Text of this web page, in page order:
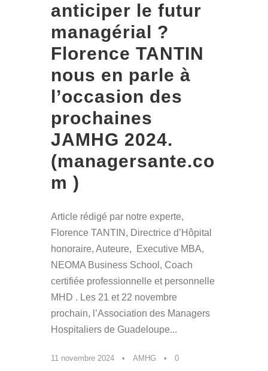
anticiper le futur
managérial ?
Florence TANTIN
nous en parle à
l’occasion des
prochaines
JAMHG 2024.
(managersante.co
m )
Article rédigé par notre experte,
Florence TANTIN, Directrice d’Hôpital
honoraire, Auteure, Executive MBA,
NEOMA Business School, Coach
certifiée professionnelle et personnelle
MHD . Les 21 et 22 novembre
prochain, l’Association des Managers
Hospitaliers de Guadeloupe...
11 novembre 2024 • AMHG • 0